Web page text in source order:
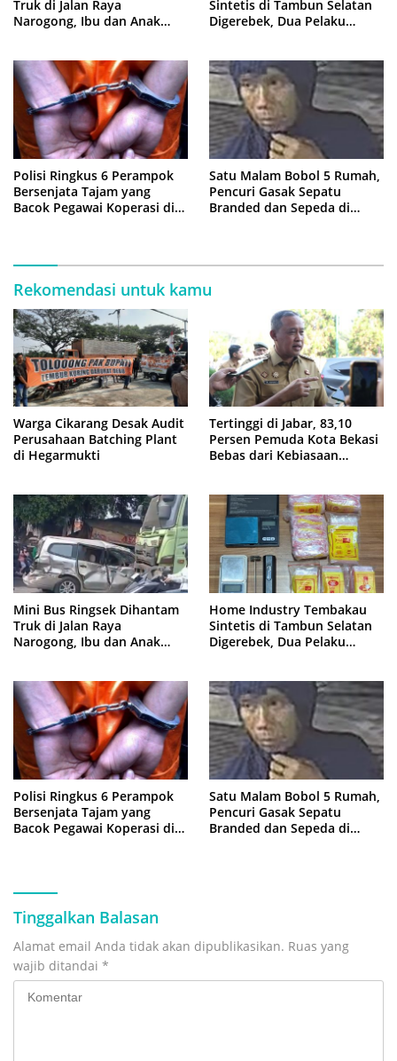
Truk di Jalan Raya
Narogong, Ibu dan Anak
Sintetis di Tambun Selatan
Digerebek, Dua Pelaku
Polisi Ringkus 6 Perampok
Bersenjata Tajam yang
Bacok Pegawai Koperasi di
Satu Malam Bobol 5 Rumah,
Pencuri Gasak Sepatu
Branded dan Sepeda di
Rekomendasi untuk kamu
Warga Cikarang Desak Audit
Perusahaan Batching Plant
di Hegarmukti
Tertinggi di Jabar, 83,10
Persen Pemuda Kota Bekasi
Bebas dari Kebiasaan
Mini Bus Ringsek Dihantam
Truk di Jalan Raya
Narogong, Ibu dan Anak
Home Industry Tembakau
Sintetis di Tambun Selatan
Digerebek, Dua Pelaku
Polisi Ringkus 6 Perampok
Bersenjata Tajam yang
Bacok Pegawai Koperasi di
Satu Malam Bobol 5 Rumah,
Pencuri Gasak Sepatu
Branded dan Sepeda di
Tinggalkan Balasan
Alamat email Anda tidak akan dipublikasikan. Ruas yang
wajib ditandai *